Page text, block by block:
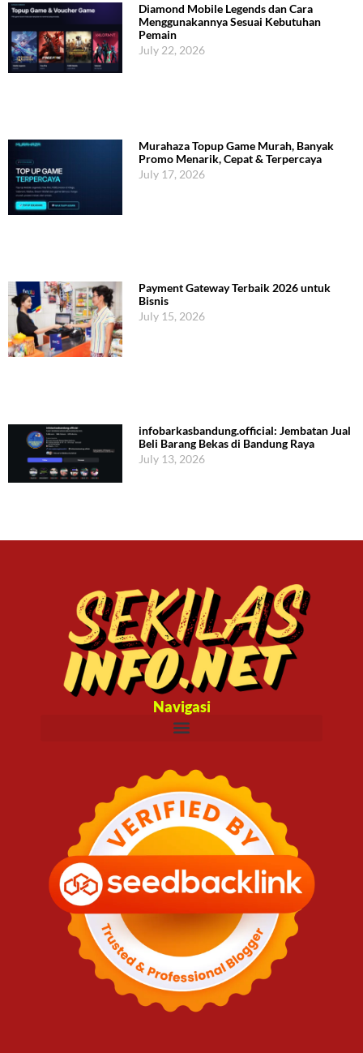
Diamond Mobile Legends dan Cara
Menggunakannya Sesuai Kebutuhan
Pemain
July 22, 2026
Murahaza Topup Game Murah, Banyak
Promo Menarik, Cepat & Terpercaya
July 17, 2026
Payment Gateway Terbaik 2026 untuk
Bisnis
July 15, 2026
infobarkasbandung.official: Jembatan Jual
Beli Barang Bekas di Bandung Raya
July 13, 2026
Navigasi